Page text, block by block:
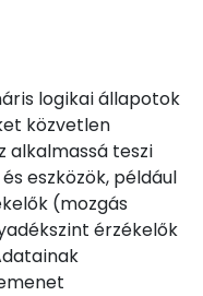
logikai állapotok
közvetlen
alkalmassá teszi
eszközök, például
(mozgás
érzékelők